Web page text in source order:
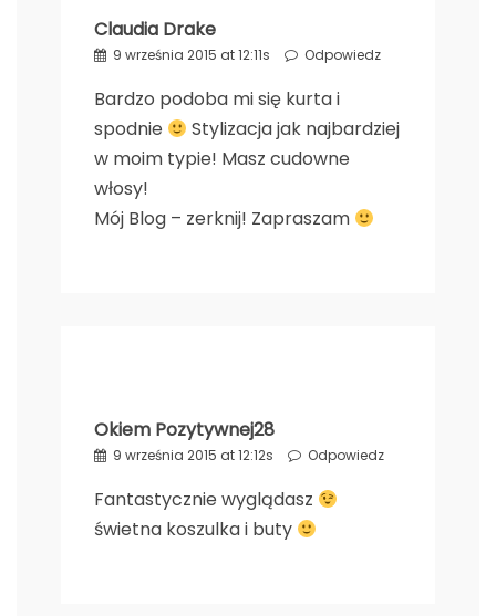
Claudia Drake
9 września 2015 at 12:11s Odpowiedz
Bardzo podoba mi się kurta i
spodnie
Stylizacja jak najbardziej
w moim typie! Masz cudowne
włosy!
Mój Blog – zerknij! Zapraszam
Okiem Pozytywnej28
9 września 2015 at 12:12s Odpowiedz
Fantastycznie wyglądasz
świetna koszulka i buty